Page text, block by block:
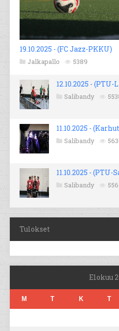
19.10.2025 - (FC Jazz-PKKU)
Jalkapallo 5389
12.10.2025 - (PTU-
Salibandy
11.10.2025 -
Salibandy
11.10.2025 -
Salibandy
Tulokset
Elokuu
M T K T